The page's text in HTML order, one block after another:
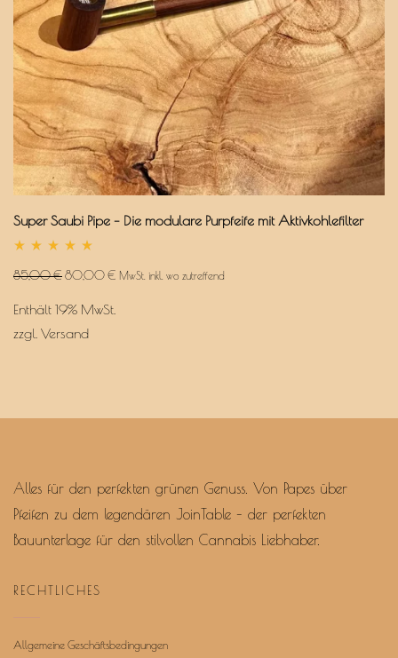
Super Saubi Pipe – Die modulare Purpfeife mit Aktivkohlefilter
mit
5.00
85,00€ Ursprünglicher
war:
85,00 €
80,00 € Aktueller
MwSt. inkl. wo zutreffend
Enthält 19% MwSt.
zzgl. Versand
Alles für den perfekten grünen Genuss. Von Papes über
Pfeifen zu dem legendären JoinTable – der perfekten
Bauunterlage für den stilvollen Cannabis Liebhaber.
RECHTLICHES
Allgemeine Geschäftsbedingungen